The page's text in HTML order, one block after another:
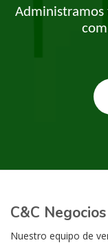
Administramos
C&C
Nuestro equipo de